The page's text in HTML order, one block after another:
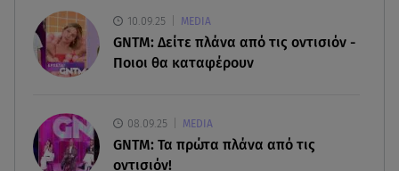
05.08.26 , 22:35
Αλεξάνδρα Νίκα: Η... χρυσή ώρα στο σκάφος με
την καλύτερη παρέα!
Πόρτο Ράφτη: Bίντεο Ντοκουμέντο Από Το
Θανατηφόρο Τροχαίο
10.09.25 MEDIA
GNTM: Δείτε πλάνα από τις οντισιόν -
Ποιοι θα καταφέρουν
08.09.25 MEDIA
GNTM: Τα πρώτα πλάνα από τις
οντισιόν!